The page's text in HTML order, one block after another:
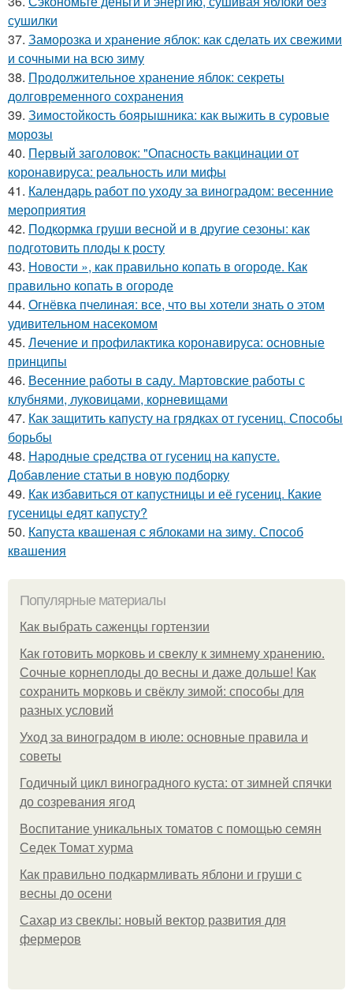
сушилки
37. Заморозка и хранение яблок: как сделать их свежими
и сочными на всю зиму
38. Продолжительное хранение яблок: секреты
долговременного сохранения
39. Зимостойкость боярышника: как выжить в суровые
морозы
40. Первый заголовок: "Опасность вакцинации от
коронавируса: реальность или мифы
41. Календарь работ по уходу за виноградом: весенние
мероприятия
42. Подкормка груши весной и в другие сезоны: как
подготовить плоды к росту
43. Новости », как правильно копать в огороде. Как
правильно копать в огороде
44. Огнёвка пчелиная: все, что вы хотели знать о этом
удивительном насекомом
45. Лечение и профилактика коронавируса: основные
принципы
46. Весенние работы в саду. Мартовские работы с
клубнями, луковицами, корневищами
47. Как защитить капусту на грядках от гусениц. Способы
борьбы
48. Народные средства от гусениц на капусте.
Добавление статьи в новую подборку
49. Как избавиться от капустницы и её гусениц. Какие
гусеницы едят капусту?
50. Капуста квашеная с яблоками на зиму. Способ
квашения
Популярные материалы
Как выбрать саженцы гортензии
Как готовить морковь и свеклу к зимнему хранению.
Сочные корнеплоды до весны и даже дольше! Как
сохранить морковь и свёклу зимой: способы для
разных условий
Уход за виноградом в июле: основные правила и
советы
Годичный цикл виноградного куста: от зимней спячки
до созревания ягод
Воспитание уникальных томатов с помощью семян
Седек Томат хурма
Как правильно подкармливать яблони и груши с
весны до осени
Сахар из свеклы: новый вектор развития для
фермеров